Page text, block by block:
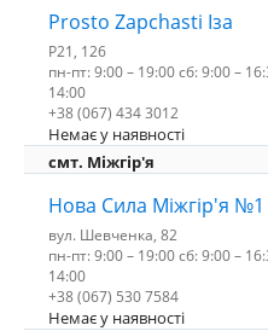
Prosto Zapchasti Іза
P21, 126
пн-пт: 9:00 – 19:00 сб: 9:00 –
14:00
+38 (067) 434 3012
Немає у наявності
смт. Міжгір'я
Нова Сила Міжгір'я №1
вул. Шевченка, 82
пн-пт: 9:00 – 19:00 сб: 9:00 –
14:00
+38 (067) 530 7584
Немає у наявності